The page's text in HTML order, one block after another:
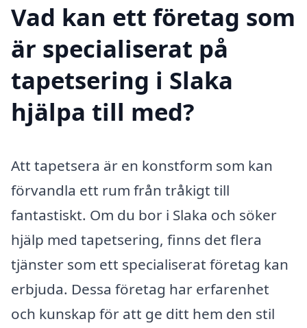
Vad kan ett företag som
är specialiserat på
tapetsering i Slaka
hjälpa till med?
Att tapetsera är en konstform som kan
förvandla ett rum från tråkigt till
fantastiskt. Om du bor i Slaka och söker
hjälp med tapetsering, finns det flera
tjänster som ett specialiserat företag kan
erbjuda. Dessa företag har erfarenhet
och kunskap för att ge ditt hem den stil